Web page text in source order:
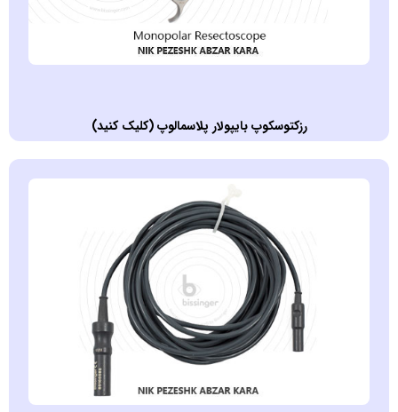
رزکتوسکوپ بايپولار پلاسمالوپ (کليک کنيد)